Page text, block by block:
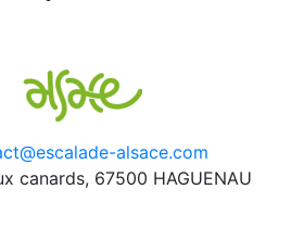
alsace.com
canards, 67500 HAGUENAU